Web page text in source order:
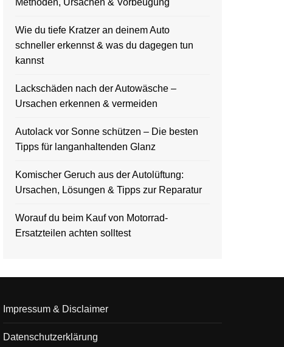
Methoden, Ursachen & Vorbeugung
Wie du tiefe Kratzer an deinem Auto
schneller erkennst & was du dagegen tun
kannst
Lackschäden nach der Autowäsche –
Ursachen erkennen & vermeiden
Autolack vor Sonne schützen – Die besten
Tipps für langanhaltenden Glanz
Komischer Geruch aus der Autolüftung:
Ursachen, Lösungen & Tipps zur Reparatur
Worauf du beim Kauf von Motorrad-
Ersatzteilen achten solltest
Impressum & Disclaimer
Datenschutzerklärung